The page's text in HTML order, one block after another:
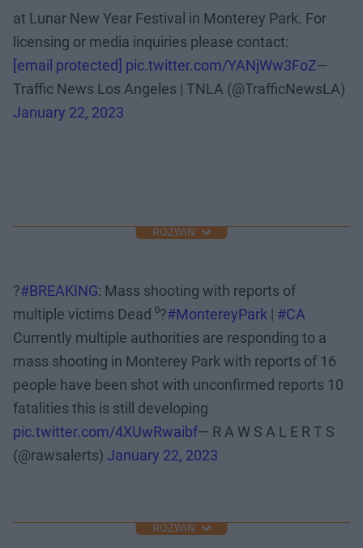
at Lunar New Year Festival in Monterey Park. For
licensing or media inquiries please contact:
[email protected] pic.twitter.com/YANjWw3FoZ—
Traffic News Los Angeles | TNLA (@TrafficNewsLA)
January 22, 2023
ROZWIŃ
?#BREAKING: Mass shooting with reports of
multiple victims Dead ⁰?#MontereyPark | #CA
Currently multiple authorities are responding to a
mass shooting in Monterey Park with reports of 16
people have been shot with unconfirmed reports 10
fatalities this is still developing
pic.twitter.com/4XUwRwaibf— R A W S A L E R T S
(@rawsalerts) January 22, 2023
ROZWIŃ